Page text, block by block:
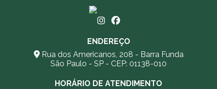
ENDEREÇO
Rua dos Americanos, 208 - Barra Funda
São Paulo - SP - CEP: 01138-010
HORÁRIO DE ATENDIMENTO